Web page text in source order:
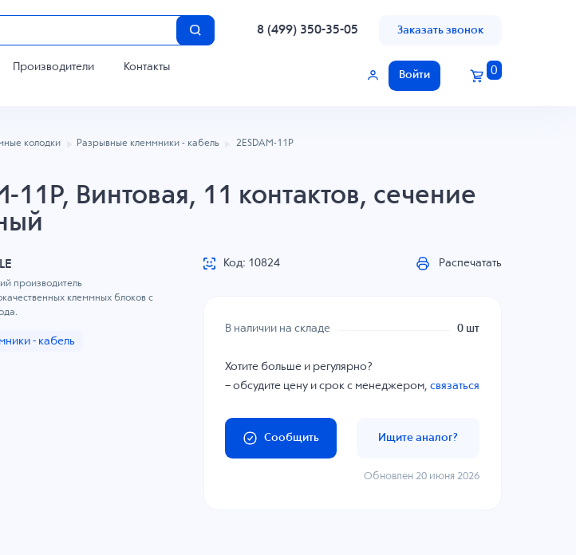
8 (499) 350-35-05 Заказать звонок
Производители Контакты
Войти 0
колодки Разрывные клеммники - кабель 2ESDAM-11P
11P, Винтовая, 11 контактов, сечение
производитель
клеммных блоков с
- кабель
Код: 10824 Распечатать
В наличии на складе 0 шт
Хотите больше и регулярно?
– обсудите цену и срок с менеджером,связаться
Сообщить Ищите аналог?
Обновлен 20 июня 2026